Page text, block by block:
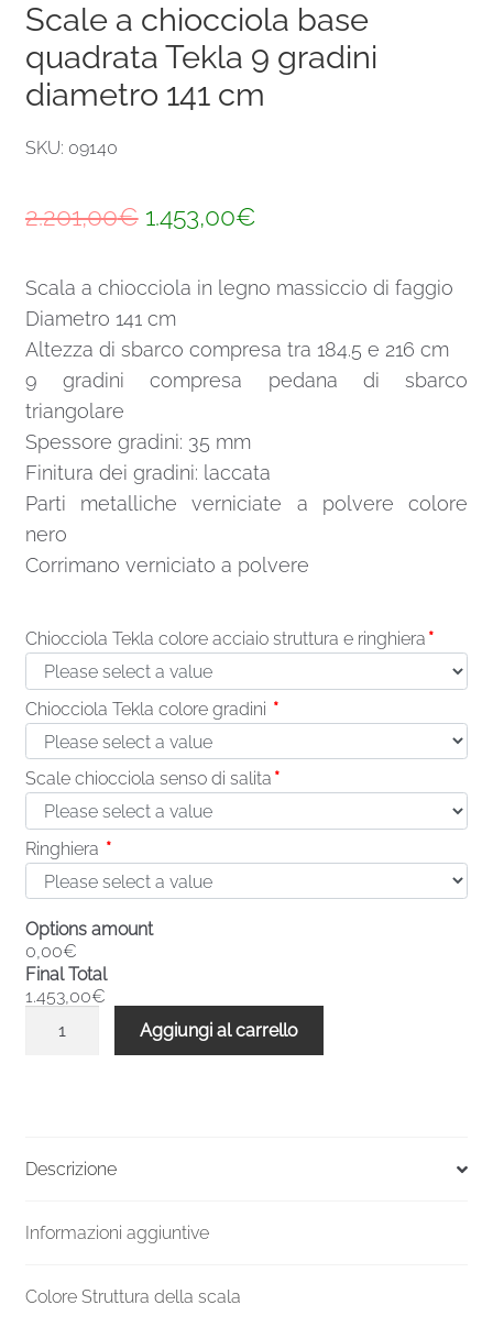
Scale a chiocciola base
quadrata Tekla 9 gradini
diametro 141 cm
SKU: 09140
2.201,00€ Il
originale
era:
2.201,00€.
1.453,00€Il
attuale
1.453,00€.
Scala a chiocciola in legno massiccio di faggio
Diametro 141 cm
Altezza di sbarco compresa tra 184.5 e 216 cm
9 gradini compresa pedana di sbarco
triangolare
Spessore gradini: 35 mm
Finitura dei gradini: laccata
Parti metalliche verniciate a polvere colore
nero
Corrimano verniciato a polvere
Chiocciola Tekla colore acciaio struttura e ringhiera *
Chiocciola Tekla colore gradini *
Scale chiocciola senso di salita *
Ringhiera *
Options amount
0,00€
Final Total
1.453,00€
diametro
cm
Aggiungi al carrello
Descrizione
Informazioni aggiuntive
Colore Struttura della scala